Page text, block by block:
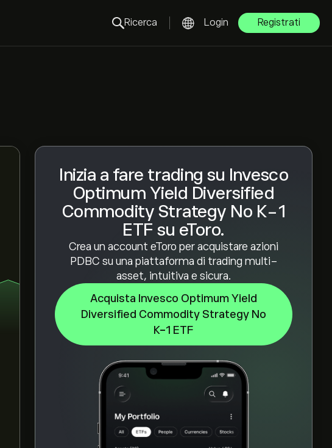
Ricerca Login Registrati
Inizia a fare trading su Invesco
Optimum Yield Diversified
Commodity Strategy No K-1
ETF su eToro.
Crea un account eToro per acquistare azioni
PDBC su una piattaforma di trading multi-
asset, intuitiva e sicura.
Acquista Invesco Optimum Yield
Diversified Commodity Strategy No
K-1 ETF